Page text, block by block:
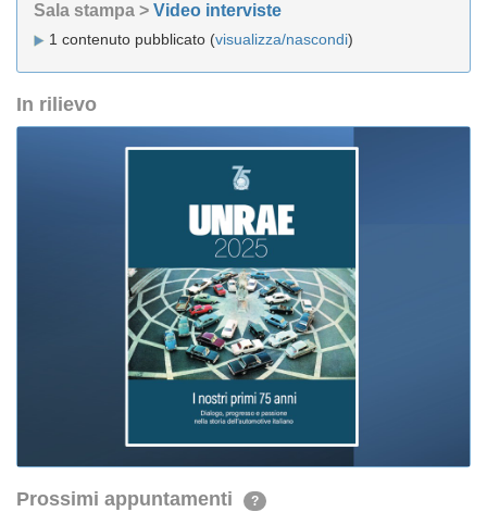
Sala stampa > Video interviste
1 contenuto pubblicato (visualizza/nascondi)
In rilievo
Prossimi appuntamenti ?